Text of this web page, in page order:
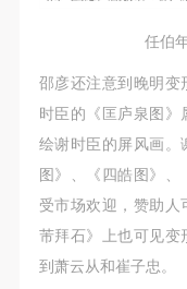
任伯
邵彦还注意到晚明变
时臣的《匡庐泉图
绘谢时臣的屏风画。
图》、《四皓图》、
受市场欢迎，赞助人
芾拜石》上也可见变
到萧云从和崔子忠。